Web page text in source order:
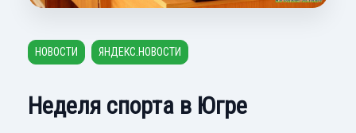
НОВОСТИ ЯНДЕКС.НОВОСТИ
Неделя спорта в Югре